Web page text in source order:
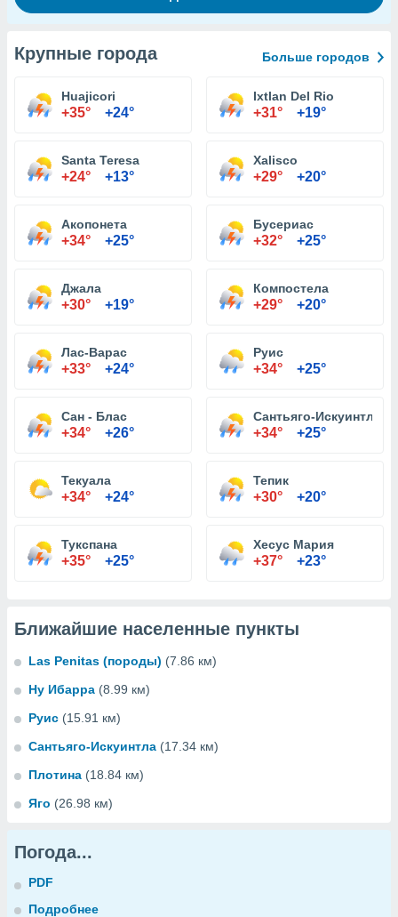
Крупные города Больше городов
Huajicori
+35° +24°
Ixtlan Del Rio
+31° +19°
Santa Teresa
+24° +13°
Xalisco
+29° +20°
Акопонета
+34° +25°
Бусериас
+32° +25°
Джала
+30° +19°
Компостела
+29° +20°
Лас-Варас
+33° +24°
Руис
+34° +25°
Сан - Блас
+34° +26°
Сантьяго-Искуинтла
+34° +25°
Текуала
+34° +24°
Тепик
+30° +20°
Тукспана
+35° +25°
Хесус Мария
+37° +23°
Ближайшие населенные пункты
Las Penitas (породы) (7.86 км)
Ну Ибарра (8.99 км)
Руис (15.91 км)
Сантьяго-Искуинтла (17.34 км)
Плотина (18.84 км)
Яго (26.98 км)
Погода...
PDF
Подробнее